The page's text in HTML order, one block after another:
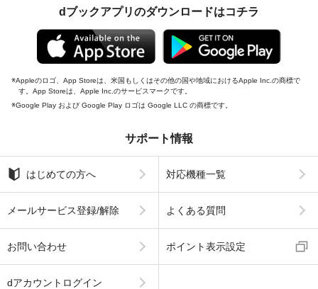
dブックアプリのダウンロードはコチラ
Appleのロゴ、App Storeは、米国もしくはその他の国や地域におけるApple Inc.の商標で
す。App Storeは、Apple Inc.のサービスマークです。
Google Play および Google Play ロゴは Google LLC の商標です。
サポート情報
はじめての方へ 対応機種一覧
メールサービス登録/解除 よくある質問
お問い合わせ ポイント表示設定
dアカウントログイン